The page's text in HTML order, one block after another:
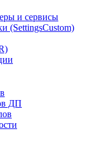
и сервисы
(SettingsCustom)
ДП